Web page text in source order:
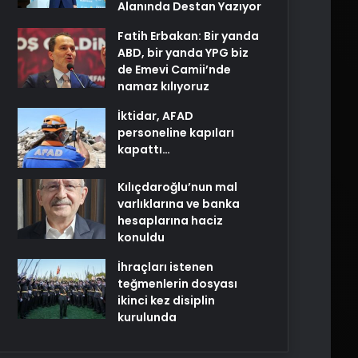
Alanında Destan Yazıyor
Fatih Erbakan: Bir yanda
ABD, bir yanda YPG biz
de Emevi Camii’nde
namaz kılıyoruz
İktidar, AFAD
personeline kapıları
kapattı…
Kılıçdaroğlu’nun mal
varlıklarına ve banka
hesaplarına haciz
konuldu
İhraçları istenen
teğmenlerin dosyası
ikinci kez disiplin
kurulunda